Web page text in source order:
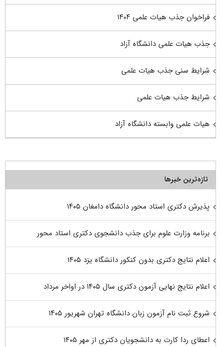
فراخوان جذب هیات علمی ۱۴۰۴
جذب هیات علمی دانشگاه آزاد
شرایط سنی جذب هیات علمی
شرایط جذب هیات علمی
هیات علمی وابسته دانشگاه آزاد
تازه‌ترین خبرها
پذیرش دکتری استاد محور دانشگاه دامغان ۱۴۰۵
برنامه وزارت علوم برای جذب دانشجوی دکتری استاد محور
اعلام نتایج دکتری بدون کنکور دانشگاه یزد ۱۴۰۵
اعلام نتایج نهایی آزمون دکتری سال ۱۴۰۵ در اواخر مرداد
شروع ثبت نام آزمون زبان دانشگاه تهران شهریور ۱۴۰۵
اعطای ردا کارت به دانشجویان دکتری از مهر ۱۴۰۵